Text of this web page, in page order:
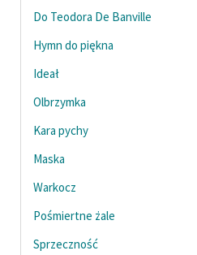
Kontakt
O projekcie
Wolnych Lektur
Do Teodora De Banville
Hymn do piękna
Ideał
Olbrzymka
Kara pychy
Maska
Warkocz
Pośmiertne żale
Sprzeczność